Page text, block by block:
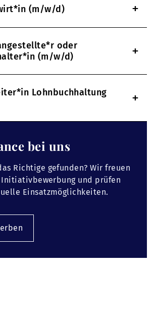
(m/w/d) +
oder
(m/w/d)
+
Lohnbuchhaltung
+
bei uns
Richtige gefunden? Wir freuen
Initiativbewerbung und prüfen
Einsatzmöglichkeiten.